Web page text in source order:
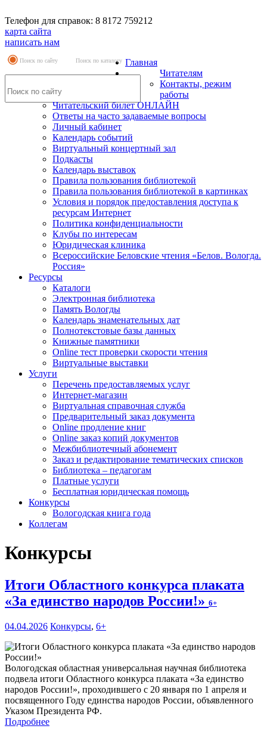
Телефон для справок: 8 8172 759212
карта сайта
написать нам
Поиск по сайту Поиск по каталогу Главная
Читателям
Контакты, режим
работы
Читательский билет ОНЛАЙН
Ответы на часто задаваемые вопросы
Личный кабинет
Календарь событий
Виртуальный концертный зал
Подкасты
Календарь выставок
Правила пользования библиотекой
Правила пользования библиотекой в картинках
Условия и порядок предоставления доступа к
ресурсам Интернет
Политика конфиденциальности
Клубы по интересам
Юридическая клиника
Всероссийские Беловские чтения «Белов. Вологда.
Россия»
Ресурсы
Каталоги
Электронная библиотека
Память Вологды
Календарь знаменательных дат
Полнотекстовые базы данных
Книжные памятники
Online тест проверки скорости чтения
Виртуальные выставки
Услуги
Перечень предоставляемых услуг
Интернет-магазин
Виртуальная справочная служба
Предварительный заказ документа
Online продление книг
Online заказ копий документов
Межбиблиотечный абонемент
Заказ и редактирование тематических списков
Библиотека – педагогам
Платные услуги
Бесплатная юридическая помощь
Конкурсы
Вологодская книга года
Коллегам
Конкурсы
Итоги Областного конкурса плаката
«За единство народов России!» 6+
04.04.2026 Конкурсы, 6+
Вологодская областная универсальная научная библиотека
подвела итоги Областного конкурса плаката «За единство
народов России!», проходившего с 20 января по 1 апреля и
посвященного Году единства народов России, объявленного
Указом Президента РФ.
Подробнее